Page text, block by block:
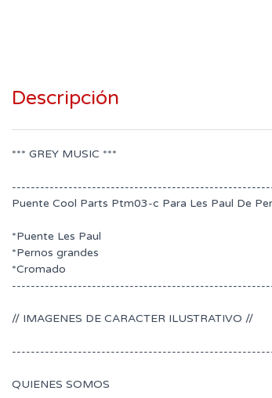
Descripción
*** GREY MUSIC ***
Puente Cool Parts Ptm03-c Para Les Paul De
*Puente Les Paul
*Pernos grandes
*Cromado
// IMAGENES DE CARACTER ILUSTRATIVO //
QUIENES SOMOS